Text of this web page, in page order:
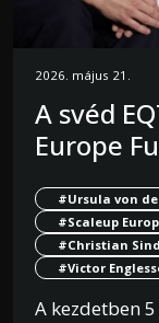
2026. május 21.
A svéd
Europe
#Ursula von
#Scaleup
#Christian
#Victor
A kezdetben